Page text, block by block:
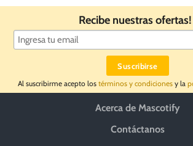
Recibe nuestras ofertas!
Al suscribirme acepto los términos y condiciones y la
Acerca de Mascotify
Contáctanos